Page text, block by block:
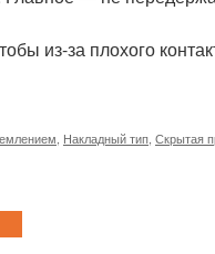
из-за плохого
Накладный тип Скрытая